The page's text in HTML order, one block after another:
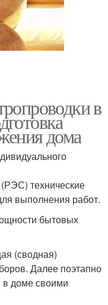
в
дома
технические
выполнения работ.
бытовых
(сводная)
Далее поэтапно
в доме своими